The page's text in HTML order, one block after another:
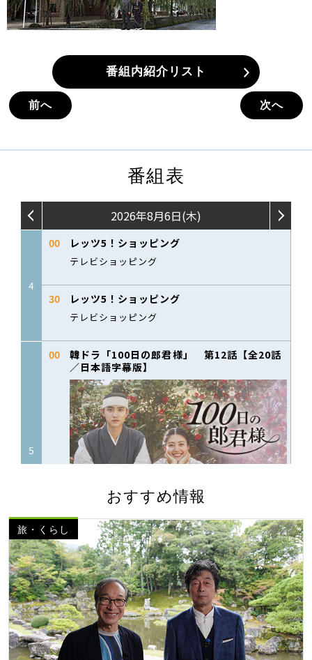
番組内紹介リスト
前へ 次へ
番組表
おすすめ情報
旅・くらし